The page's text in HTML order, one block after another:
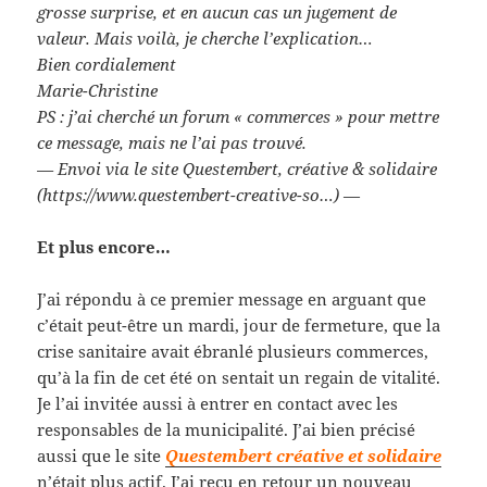
grosse surprise, et en aucun cas un jugement de
valeur. Mais voilà, je cherche l’explication…
Bien cordialement
Marie-Christine
PS : j’ai cherché un forum « commerces » pour mettre
ce message, mais ne l’ai pas trouvé.
— Envoi via le site Questembert, créative & solidaire
(https://www.questembert-creative-so…)—
Et plus encore…
J’ai répondu à ce premier message en arguant que
c’était peut-être un mardi, jour de fermeture, que la
crise sanitaire avait ébranlé plusieurs commerces,
qu’à la fin de cet été on sentait un regain de vitalité.
Je l’ai invitée aussi à entrer en contact avec les
responsables de la municipalité. J’ai bien précisé
aussi que le site Questembert créative et solidaire
n’était plus actif. J’ai reçu en retour un nouveau